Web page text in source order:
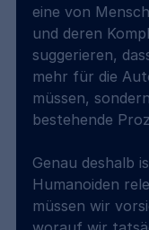
eine von
und deren
suggerieren,
mehr für die
müssen,
bestehende
Genau deshalb
Humanoiden
müssen wir